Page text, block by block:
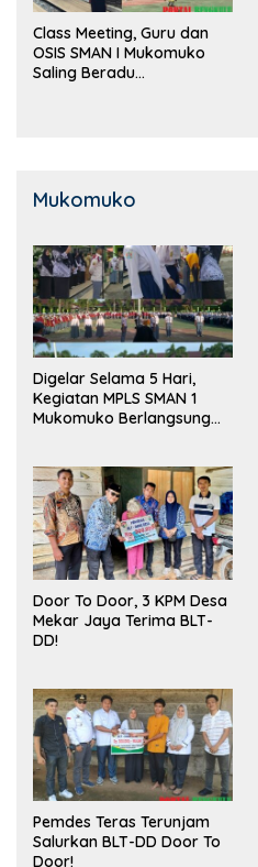
Class Meeting, Guru dan
OSIS SMAN I Mukomuko
Saling Beradu
Mukomuko
Digelar Selama 5 Hari,
Kegiatan MPLS SMAN 1
Mukomuko Berlangsung
Door To Door, 3 KPM Desa
Mekar Jaya Terima BLT-
DD!
Pemdes Teras Terunjam
Salurkan BLT-DD Door To
Door!